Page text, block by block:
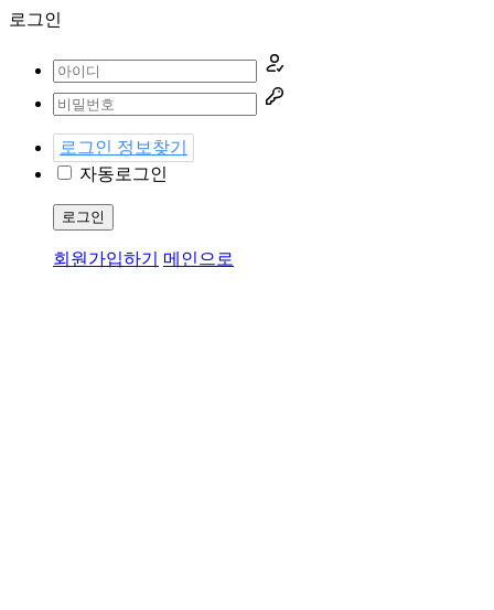
로그인
로그인 정보찾기
자동로그인
로그인
회원가입하기 메인으로